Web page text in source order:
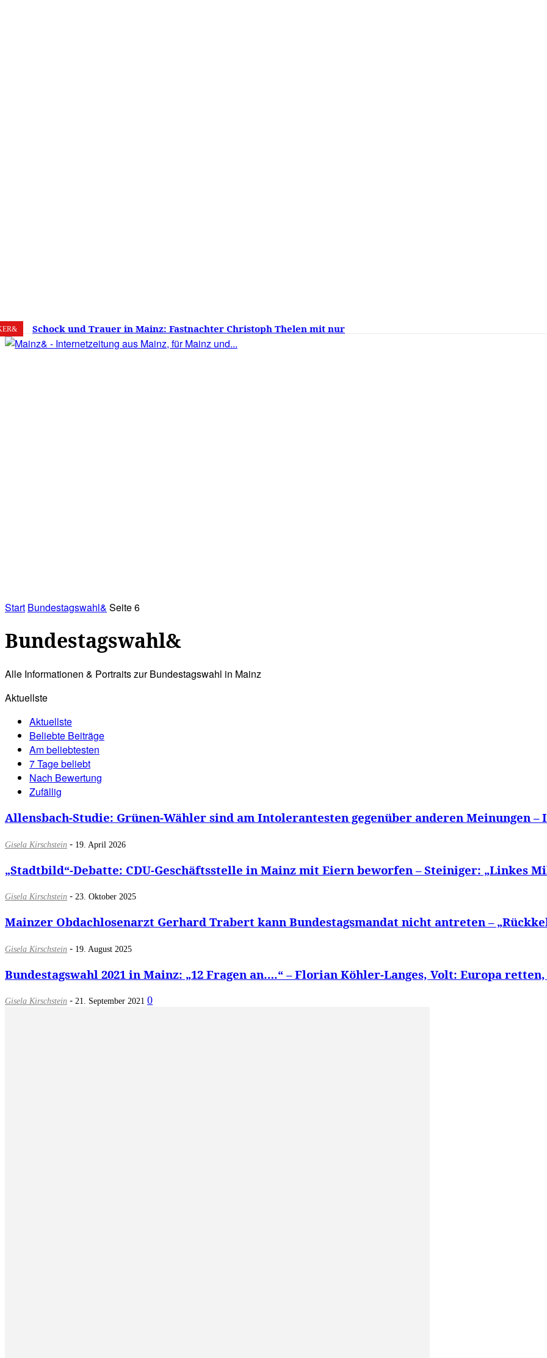
6. August 2026 22.7 Mainz
Schock und Trauer in Mainz: Fastnachter Christoph Thelen mit nur
60 Jahren gestorben – Was ist die Fastnacht ohne…?
Start Bundestagswahl& Seite 6
Bundestagswahl&
Alle Informationen & Portraits zur Bundestagswahl in Mainz
Aktuellste
Aktuellste
Beliebte Beiträge
Am beliebtesten
7 Tage beliebt
Nach Bewertung
Zufällig
Allensbach-Studie: Grünen-Wähler sind am Intolerantesten gegenüber anderen Meinungen –
Gisela Kirschstein - 19. April 2026
„Stadtbild“-Debatte: CDU-Geschäftsstelle in Mainz mit Eiern beworfen – Steiniger: „Linkes
Gisela Kirschstein - 23. Oktober 2025
Mainzer Obdachlosenarzt Gerhard Trabert kann Bundestagsmandat nicht antreten –
Gisela Kirschstein - 19. August 2025
Bundestagswahl 2021 in Mainz: „12 Fragen an….“ – Florian Köhler-Langes, Volt: Europa
Gisela Kirschstein - 21. September 2021 0